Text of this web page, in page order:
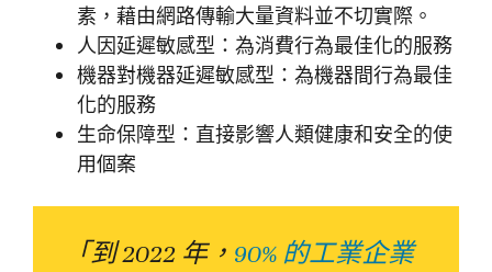
素，藉由網路傳輸大量資料並不切實際。
人因延遲敏感型：為消費行為最佳化的服務
機器對機器延遲敏感型：為機器間行為最佳
化的服務
生命保障型：直接影響人類健康和安全的使
用個案
「到 2022 年， 90% 的工業企業